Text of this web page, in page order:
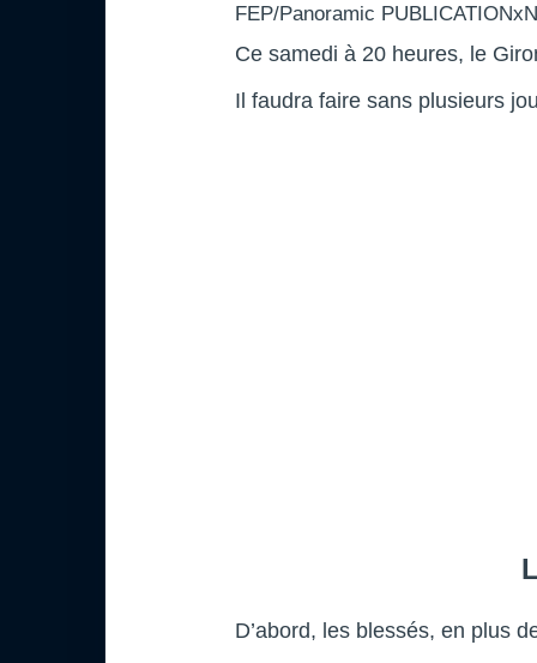
FEP/Panoramic
Ce samedi à 20 heures, le
Il faudra faire sans plusieurs
D’abord, les blessés, en plus